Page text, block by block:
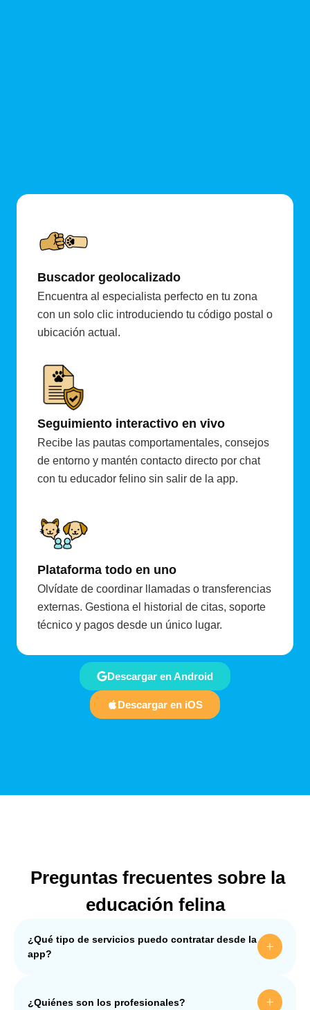
Buscador geolocalizado
Encuentra al especialista perfecto en tu zona
con un solo clic introduciendo tu código postal o
ubicación actual.
Seguimiento interactivo en vivo
Recibe las pautas comportamentales, consejos
de entorno y mantén contacto directo por chat
con tu educador felino sin salir de la app.
Plataforma todo en uno
Olvídate de coordinar llamadas o transferencias
externas. Gestiona el historial de citas, soporte
técnico y pagos desde un único lugar.
Descargar en Android
Descargar en iOS
Preguntas frecuentes sobre la
educación felina
¿Qué tipo de servicios puedo contratar desde la
app?
¿Quiénes son los profesionales?